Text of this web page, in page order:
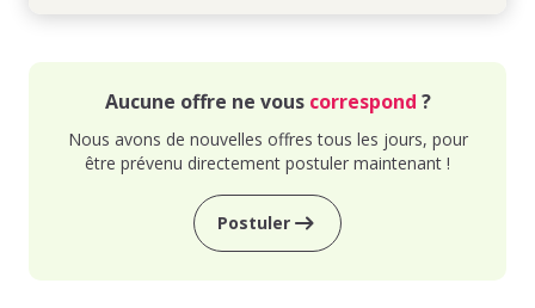
Aucune offre ne vous correspond ?
Nous avons de nouvelles offres tous les jours, pour
être prévenu directement postuler maintenant !
Postuler